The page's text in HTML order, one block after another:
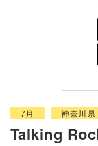
7月 神奈川県
Talking